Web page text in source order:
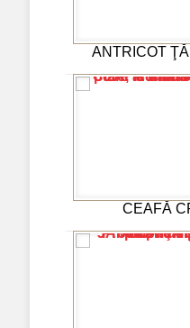
ANTRICOT
CEAFĂ